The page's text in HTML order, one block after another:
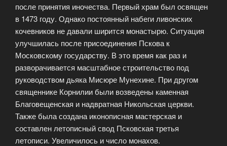
после принятия иночества. Первый храм был освящен
в 1473 году. Однако постоянный набеги ливонских
кочевников не давали ширится монастырю. Ситуация
улучшилась после присоединения Пскова к
Московскому государству. В это время как раз и
разворачивается масштабное строительство под
руководством дьяка Мисюре Мунехине. При другом
священнике Корнилии были возведены каменная
Благовещенская и надвратная Никольская церкви.
Также была создана иконописная мастерская и
составлен летописный свод Псковская третья
летописи. Увеличилось и число монахов.